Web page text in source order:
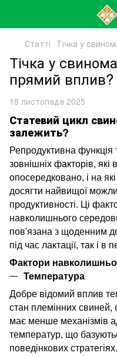
Статті Тічка у
Тічка у
прямий вплив?
18 листопада 2025
Статевий цикл
залежить?
Репродуктивна функція
зовнішніх факторів,
опосередковано, і на
досягти найвищої
продуктивності. Ці
навколишнього
пов'язана з щоденним
під час лактації, так і в
Фактори
Температура
Добре відомий вплив
стан племінних свиней,
має менше механізмів
температур, що
поведінкових